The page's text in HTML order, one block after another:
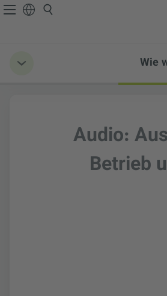
Wie
Audio:
Betrieb